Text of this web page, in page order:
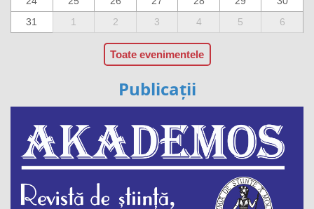
31
1 2 3 4 5 6
Toate evenimentele
Publicații